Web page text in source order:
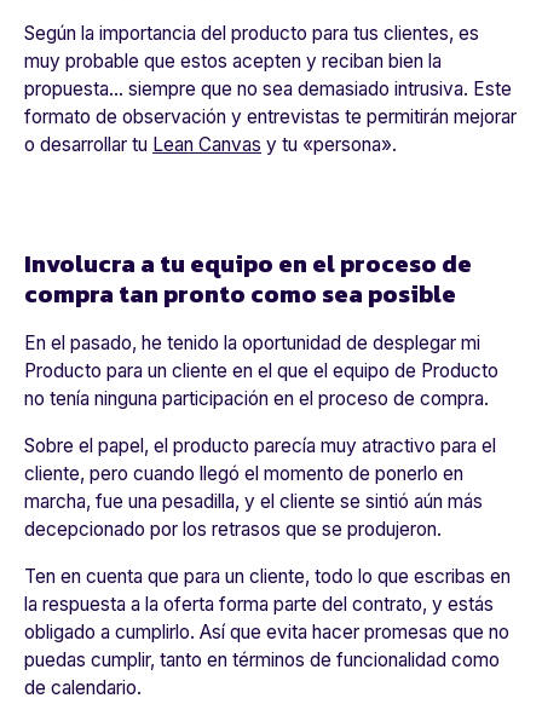
Según la importancia del producto para tus clientes, es
muy probable que estos acepten y reciban bien la
propuesta… siempre que no sea demasiado intrusiva. Este
formato de observación y entrevistas te permitirán mejorar
o desarrollar tu Lean Canvas y tu «persona».
Involucra a tu equipo en el proceso de
compra tan pronto como sea posible
En el pasado, he tenido la oportunidad de desplegar mi
Producto para un cliente en el que el equipo de Producto
no tenía ninguna participación en el proceso de compra.
Sobre el papel, el producto parecía muy atractivo para el
cliente, pero cuando llegó el momento de ponerlo en
marcha, fue una pesadilla, y el cliente se sintió aún más
decepcionado por los retrasos que se produjeron.
Ten en cuenta que para un cliente, todo lo que escribas en
la respuesta a la oferta forma parte del contrato, y estás
obligado a cumplirlo. Así que evita hacer promesas que no
puedas cumplir, tanto en términos de funcionalidad como
de calendario.